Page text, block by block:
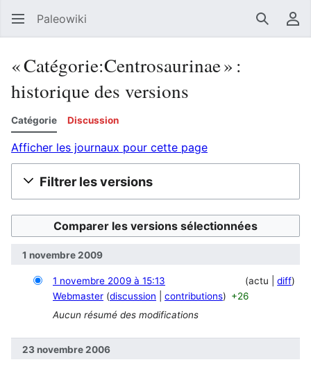
Paleowiki
« Catégorie:Centrosaurinae » :
historique des versions
Catégorie Discussion
Afficher les journaux pour cette page
Filtrer les versions
1 novembre 2009
actu diff
1 novembre 2009 à 15:13
Webmaster discussion contributions
+26
Aucun résumé des modifications
23 novembre 2006